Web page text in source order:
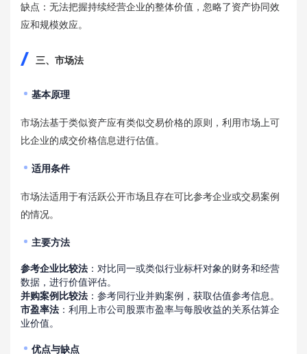
缺点：无法把握持续经营企业的整体价值，忽略了资产协同效
应和规模效应。
三、市场法
基本原理
市场法基于类似资产应有类似交易价格的原则，利用市场上可
比企业的成交价格信息进行估值。
适用条件
市场法适用于有活跃公开市场且存在可比参考企业或交易案例
的情况。
主要方法
参考企业比较法 ：对比同一或类似行业标杆对象的财务和经营
数据，进行价值评估。
并购案例比较法 ：参考同行业并购案例，获取估值参考信息。
市盈率法 ：利用上市公司股票市盈率与每股收益的关系估算企
业价值。
优点与缺点